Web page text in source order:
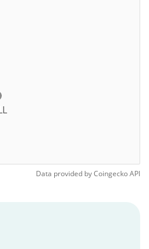
Data provided byCoingeckoAPI